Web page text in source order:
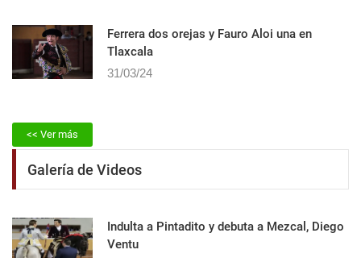
Ferrera dos orejas y Fauro Aloi una en
Tlaxcala
31/03/24
<< Ver más
Galería de Videos
Indulta a Pintadito y debuta a Mezcal, Diego
Ventu